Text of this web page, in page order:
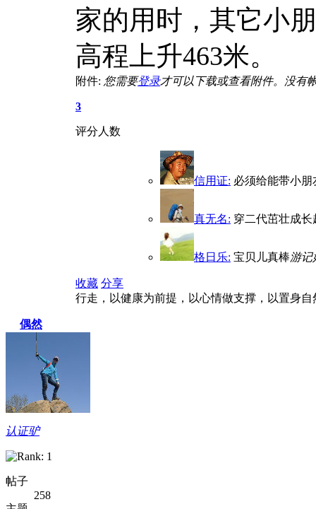
家的用时，其它小
高程上升463米。
附件: 您需要登录才可以下载或查看附件。没有
3
评分人数
信用证: 必须给能带小
真无名: 穿二代茁壮成长
格日乐: 宝贝儿真棒游记
收藏 分享
行走，以健康为前提，以心情做支撑，以置身
偶然
认证驴
帖子
258